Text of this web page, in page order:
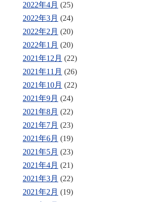
2022年4月 (25)
2022年3月 (24)
2022年2月 (20)
2022年1月 (20)
2021年12月 (22)
2021年11月 (26)
2021年10月 (22)
2021年9月 (24)
2021年8月 (22)
2021年7月 (23)
2021年6月 (19)
2021年5月 (23)
2021年4月 (21)
2021年3月 (22)
2021年2月 (19)